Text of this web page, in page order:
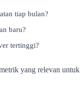
tiap bulan?
baru?
tertinggi?
yang relevan untuk